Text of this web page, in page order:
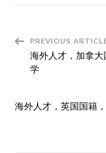
Post
Navigation
PREVIOUS
海外人才，加拿
学
海外人才，英国国籍